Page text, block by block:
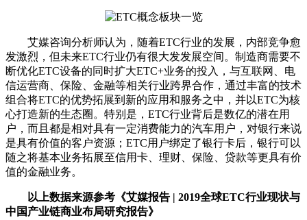
艾媒咨询分析师认为，随着ETC行业的发展，内部竞争愈
发激烈，但未来ETC行业仍有很大发发展空间。制造商需要不
断优化ETC设备的同时扩大ETC+业务的投入，与互联网、电
信运营商、保险、金融等相关行业跨界合作，通过丰富的技术
组合将ETC的优势拓展到新的应用和服务之中，并以ETC为核
心打造新的生态圈。特别是，ETC行业背后是数亿的潜在用
户，而且都是相对具有一定消费能力的汽车用户，对银行来说
是具有价值的客户资源；ETC用户绑定了银行卡后，银行可以
随之将基本业务拓展至信用卡、理财、保险、贷款等更具有价
值的金融业务。
以上数据来源参考《艾媒报告 | 2019全球ETC行业现状与
中国产业链商业布局研究报告》